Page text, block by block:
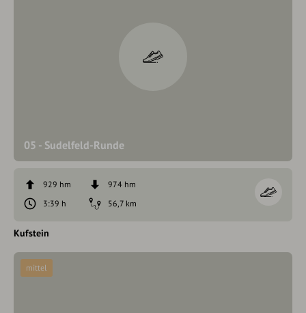
05 - Sudelfeld-Runde
929 hm
974 hm
3:39 h
56,7 km
Kufstein
mittel